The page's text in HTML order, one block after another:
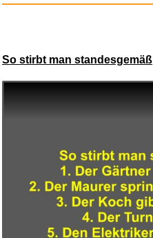
So stirbt man standesgemäß